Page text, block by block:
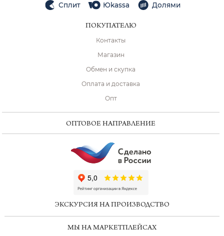
Сплит Юkassa Долями
ПОКУПАТЕЛЮ
Контакты
Магазин
Обмен и скупка
Оплата и доставка
Опт
ОПТОВОЕ НАПРАВЛЕНИЕ
ЭКСКУРСИЯ НА ПРОИЗВОДСТВО
МЫ НА МАРКЕТПЛЕЙСАХ